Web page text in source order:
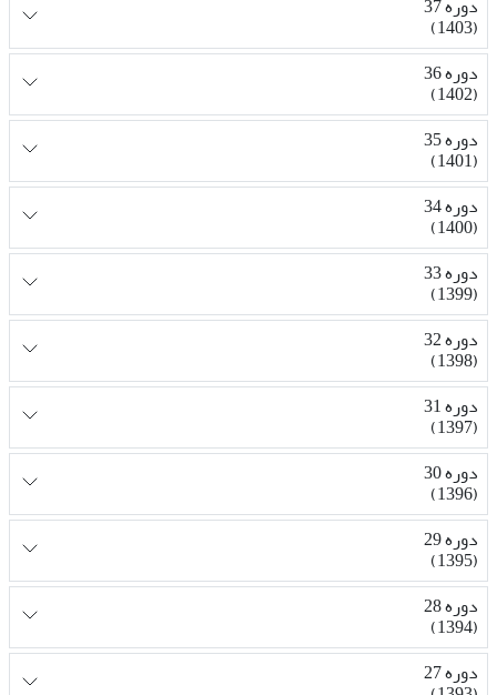
(1403)
دوره 36
(1402)
دوره 35
(1401)
دوره 34
(1400)
دوره 33
(1399)
دوره 32
(1398)
دوره 31
(1397)
دوره 30
(1396)
دوره 29
(1395)
دوره 28
(1394)
دوره 27